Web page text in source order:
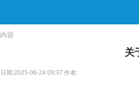
内容
关
日期:2025-06-24 09:37 作者: